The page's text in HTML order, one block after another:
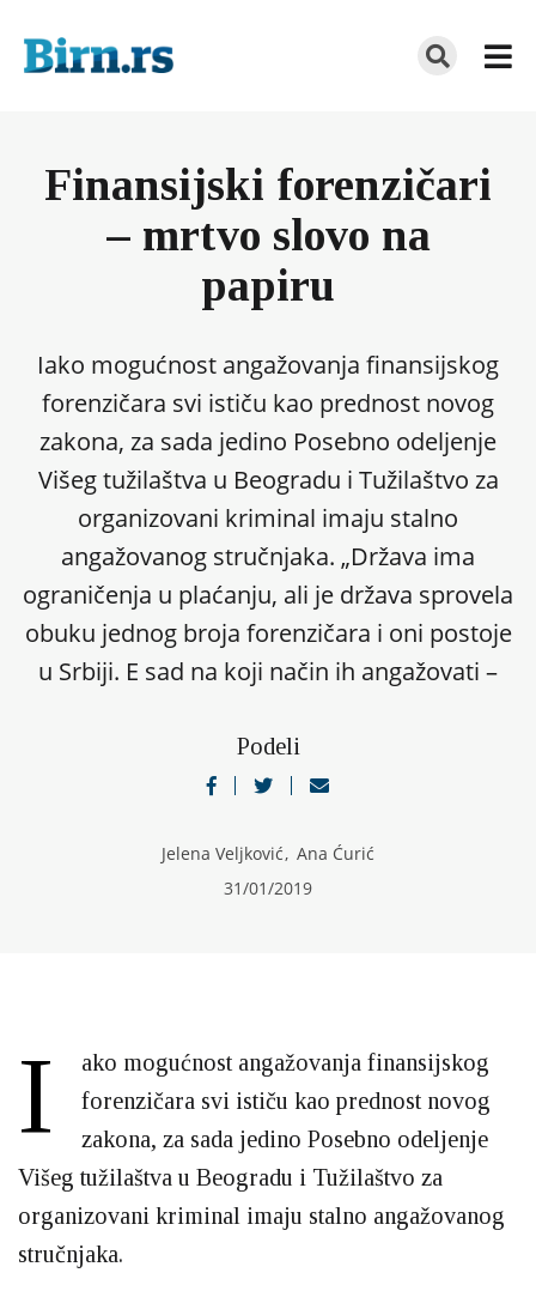
Finansijski forenzičari
– mrtvo slovo na
papiru
Iako mogućnost angažovanja finansijskog
forenzičara svi ističu kao prednost novog
zakona, za sada jedino Posebno odeljenje
Višeg tužilaštva u Beogradu i Tužilaštvo za
organizovani kriminal imaju stalno
angažovanog stručnjaka. „Država ima
ograničenja u plaćanju, ali je država sprovela
obuku jednog broja forenzičara i oni postoje
u Srbiji. E sad na koji način ih angažovati –
Podeli
Jelena Veljković, Ana Ćurić
31/01/2019
I
ako mogućnost angažovanja finansijskog
forenzičara svi ističu kao prednost novog
zakona, za sada jedino Posebno odeljenje
Višeg tužilaštva u Beogradu i Tužilaštvo za
organizovani kriminal imaju stalno angažovanog
stručnjaka.